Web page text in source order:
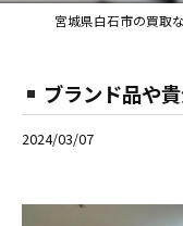
ブランド品や
2024/03/07